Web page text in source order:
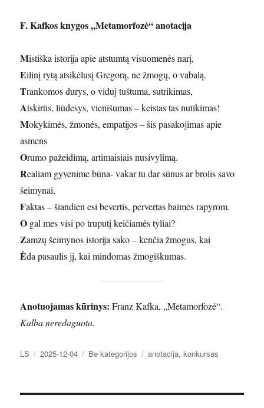
F. Kafkos knygos ,,Metamorfozė“ anotacija
Mistiška istorija apie atstumtą visuomenės narį,
Eilinį rytą atsikėlusį Gregorą, ne žmogų, o vabalą.
Trankomos durys, o viduj tuštuma, sutrikimas,
Atskirtis, liūdesys, vienišumas – keistas tas nutikimas!
Mokykimės, žmonės, empatijos – šis pasakojimas apie
asmens
Orumo pažeidimą, artimaisiais nusivylimą.
Realiam gyvenime būna- vakar tu dar sūnus ar brolis savo
šeimynai,
Faktas – šiandien esi bevertis, pervertas baimės rapyrom.
O gal mes visi po truputį keičiamės tyliai?
Zamzų šeimynos istorija sako – kenčia žmogus, kai
Ėda pasaulis jį, kai mindomas žmogiškumas.
Anotuojamas kūrinys: Franz Kafka, „Metamorfozė“.
Kalba neredaguota.
Autorius
LS Paskelbta
2025-12-04 Kategorijos
Be kategorijos Žymos
anotacija,konkursas